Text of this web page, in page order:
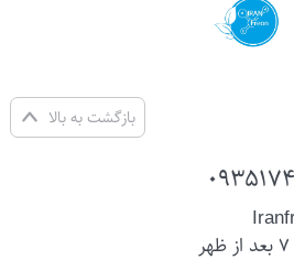
بازگشت به بالا